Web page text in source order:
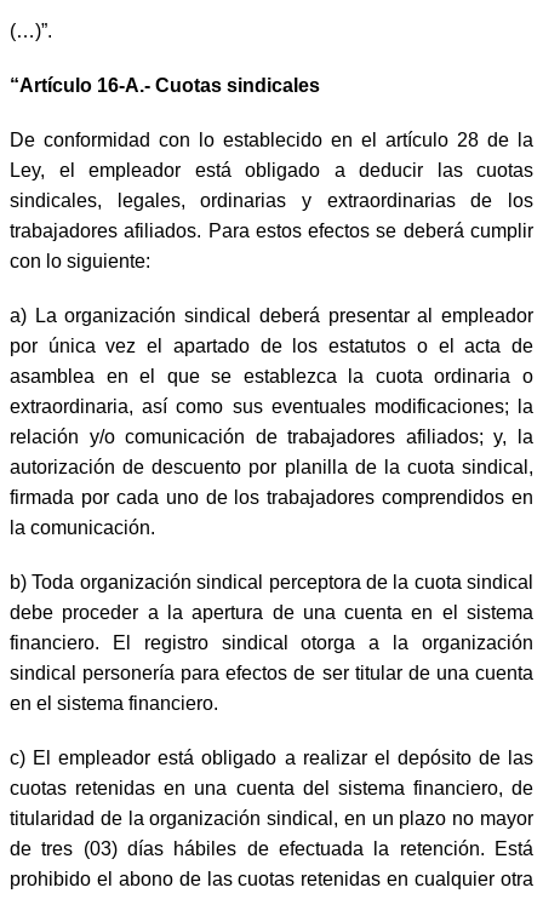
(…)”.
“Artículo 16-A.- Cuotas sindicales
De conformidad con lo establecido en el artículo 28 de la
Ley, el empleador está obligado a deducir las cuotas
sindicales, legales, ordinarias y extraordinarias de los
trabajadores afiliados. Para estos efectos se deberá cumplir
con lo siguiente:
a) La organización sindical deberá presentar al empleador
por única vez el apartado de los estatutos o el acta de
asamblea en el que se establezca la cuota ordinaria o
extraordinaria, así como sus eventuales modificaciones; la
relación y/o comunicación de trabajadores afiliados; y, la
autorización de descuento por planilla de la cuota sindical,
firmada por cada uno de los trabajadores comprendidos en
la comunicación.
b) Toda organización sindical perceptora de la cuota sindical
debe proceder a la apertura de una cuenta en el sistema
financiero. El registro sindical otorga a la organización
sindical personería para efectos de ser titular de una cuenta
en el sistema financiero.
c) El empleador está obligado a realizar el depósito de las
cuotas retenidas en una cuenta del sistema financiero, de
titularidad de la organización sindical, en un plazo no mayor
de tres (03) días hábiles de efectuada la retención. Está
prohibido el abono de las cuotas retenidas en cualquier otra